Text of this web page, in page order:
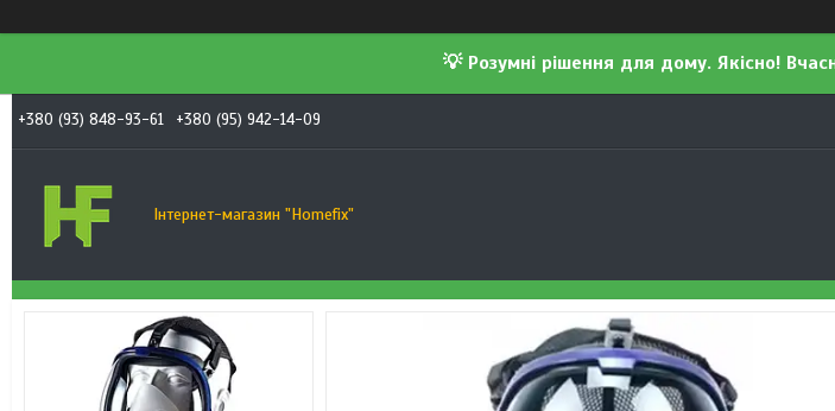
💡 Розумні рішення для дому. Якісно!
+380 (93) 848-93-61 +380 (95) 942-14-09
Інтернет-магазин "Homefix"